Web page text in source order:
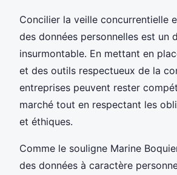
Concilier la veille concurrentielle
des données personnelles est un
insurmontable. En mettant en
et des outils respectueux de la
entreprises peuvent rester
marché tout en respectant les
et éthiques.
Comme le souligne Marine
des données à caractère